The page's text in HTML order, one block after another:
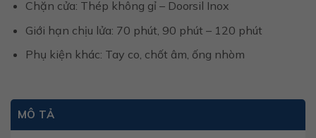
Chặn cửa: Thép không gỉ – Doorsil Inox
Giới hạn chịu lửa: 70 phút, 90 phút – 120 phút
Phụ kiện khác: Tay co, chốt âm, ống nhòm
MÔ TẢ